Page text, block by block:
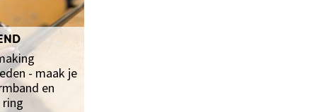
- maak je
en
ring